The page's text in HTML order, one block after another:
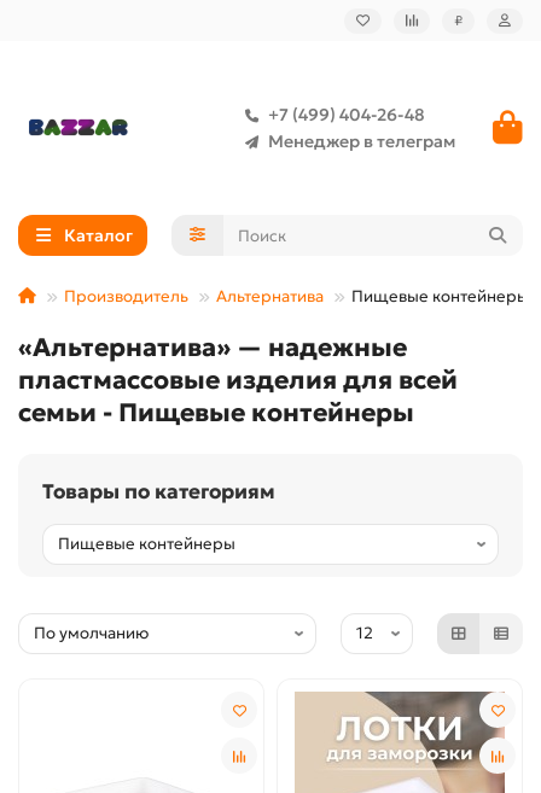
₽
+7 (499) 404-26-48
Менеджер в телеграм
Каталог
Производитель Альтернатива Пищевые контейнеры
«Альтернатива» — надежные
пластмассовые изделия для всей
семьи - Пищевые контейнеры
Товары по категориям